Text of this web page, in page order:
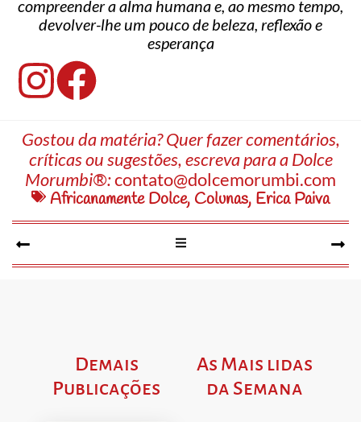
compreender a alma humana e, ao mesmo tempo,
devolver-lhe um pouco de beleza, reflexão e
esperança
Gostou da matéria? Quer fazer comentários,
críticas ou sugestões, escreva para a Dolce
Morumbi®:contato@dolcemorumbi.com
Africanamente Dolce, Colunas, Erica Paiva
Demais
Publicações
As Mais lidas
da Semana